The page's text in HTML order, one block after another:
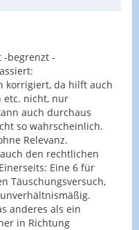
-begrenzt -
korrigiert, da hilft auch
etc. nicht, nur
auch durchaus
so wahrscheinlich.
Relevanz.
den rechtlichen
Eine 6 für
Täuschungsversuch,
anderes als ein
in Richtung